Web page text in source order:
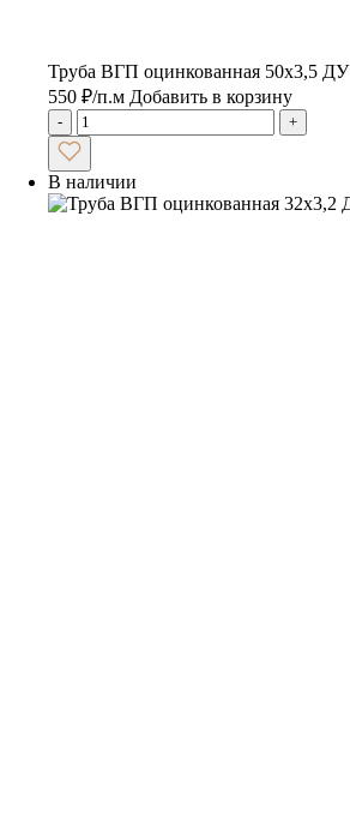
Труба ВГП оцинкованная 50х3,5 ДУ
550 ₽/п.м Добавить в корзину
- +
В наличии